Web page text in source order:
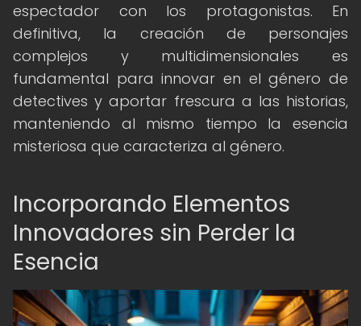
espectador con los protagonistas. En
definitiva, la creación de personajes
complejos y multidimensionales es
fundamental para innovar en el género de
detectives y aportar frescura a las historias,
manteniendo al mismo tiempo la esencia
misteriosa que caracteriza al género.
Incorporando Elementos
Innovadores sin Perder la
Esencia